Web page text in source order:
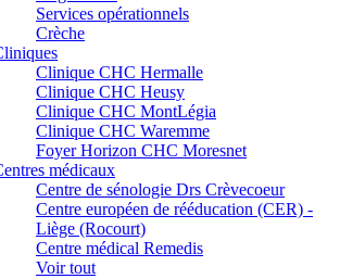
Services opérationnels
Crèche
Clinique CHC Hermalle
Clinique CHC Heusy
Clinique CHC MontLégia
Clinique CHC Waremme
Foyer Horizon CHC Moresnet
médicaux
Centre de sénologie Drs Crèvecoeur
Centre européen de rééducation (CER) -
Liège (Rocourt)
Centre médical Remedis
Voir tout